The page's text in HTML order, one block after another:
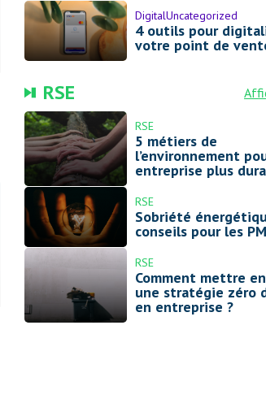
DigitalUncategorized
4 outils pour
votre point de
RSE
RSE
5 métiers de
l’environnement
entreprise plus
RSE
Sobriété
conseils pour les
RSE
Comment mettre
une stratégie zéro
en entreprise ?